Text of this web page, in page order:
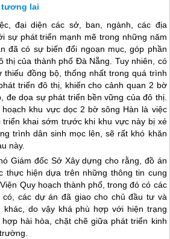
tương lai
đại diện các sở, ban, ngành, các địa
sự phát triển mạnh mẽ trong những năm
đã có sự biến đổi ngoạn mục, góp phần
thị của thành phố Đà Nẵng. Tuy nhiên, có
thiếu đồng bộ, thống nhất trong quá trình
triển đô thị, khiến cho cảnh quan 2 bờ
đe dọa sự phát triển bền vững của đô thị.
khu vực dọc 2 bờ sông Hàn là việc
triển khai sớm trước khi khu vực này bị xé
trình dân sinh mọc lên, sẽ rất khó khăn
này.
Giám đốc Sở Xây dựng cho rằng, đồ án
thực hiện dựa trên những thông tin cung
Quy hoạch thành phố, trong đó có các
các dự án đã giao cho chủ đầu tư và
khác, do vậy khá phù hợp với hiện trạng
hài hòa, chặt chẽ giữa phát triển kinh